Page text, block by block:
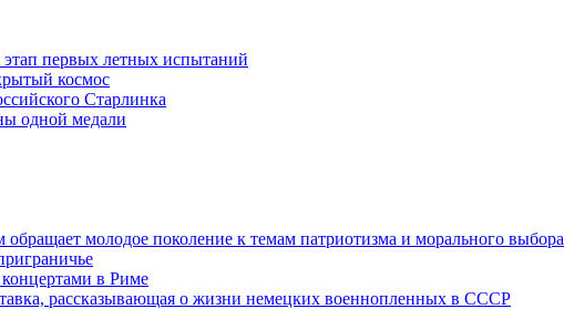
первых летных испытаний
космос
Старлинка
одной медали
молодое поколение к темам патриотизма и морального выбора
в Риме
рассказывающая о жизни немецких военнопленных в СССР